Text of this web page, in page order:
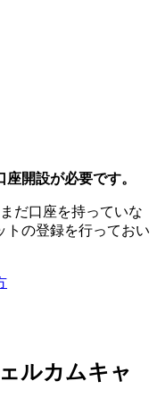
開設が必要です。
だ口座を持っていな
トの登録を行っておい
ルカムキャ